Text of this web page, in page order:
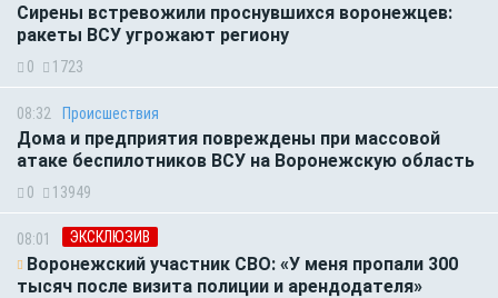
Сирены встревожили проснувшихся воронежцев:
ракеты ВСУ угрожают региону
0 1723
08:32 Происшествия
Дома и предприятия повреждены при массовой
атаке беспилотников ВСУ на Воронежскую область
0 13949
08:01 ЭКСКЛЮЗИВ
Воронежский участник СВО: «У меня пропали 300
тысяч после визита полиции и арендодателя»